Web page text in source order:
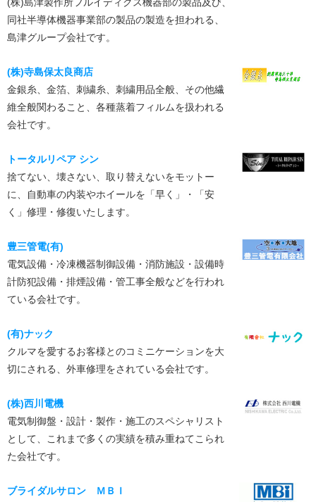
同社半導体機器事業部の製品の製造を担われる、
島津グループ会社です。
(株)寺島保太良商店
金銀糸、金箔、刺繍糸、刺繍用品全般、その他繊
維全般関わること、各種蒸着フィルムを扱われる
会社です。
トータルリペア シン
捨てない、壊さない、取り替えないをモットー
に、自動車の内装やホイールを「早く」・「安
く」修理・修復いたします。
豊三管電(有)
電気設備・冷凍機器制御設備・消防施設・設備時
計防犯設備・排煙設備・管工事全般などを行われ
ている会社です。
(有)ナック
クルマを愛するお客様とのコミニケーションを大
切にされる、外車修理をされている会社です。
(株)西川電機
電気制御盤・設計・製作・施工のスペシャリスト
として、これまで多くの実績を積み重ねてこられ
た会社です。
ブライダルサロン ＭＢＩ